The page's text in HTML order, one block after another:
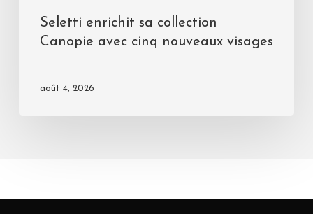
Seletti enrichit sa collection
Canopie avec cinq nouveaux visages
août 4, 2026